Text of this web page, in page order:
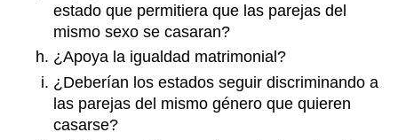
estado que permitiera que las parejas del
mismo sexo se casaran?
¿Apoya la igualdad matrimonial?
¿Deberían los estados seguir discriminando a
las parejas del mismo género que quieren
casarse?